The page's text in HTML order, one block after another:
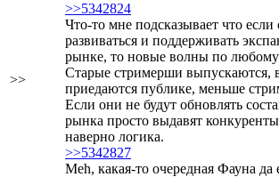
>>
>>5342824
Что-то мне подсказывает что если
развиваться и поддерживать
рынке, то новые волны по любому
Старые стримерши выпускаются,
приедаются публике, меньше
Если они не будут обновлять
рынка просто выдавят
наверно логика.
>>5342827
Meh, какая-то очередная Фауна да